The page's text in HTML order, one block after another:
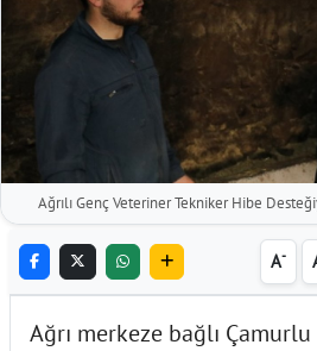
Ağrılı Genç Veteriner Tekniker Hibe
A-
Ağrı merkeze bağlı